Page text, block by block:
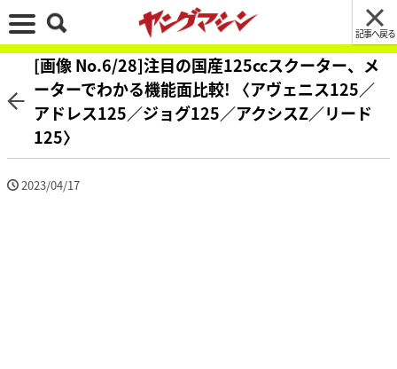
記事へ戻る
[画像 No.6/28]注目の国産125ccスクーター、メ
ーターでわかる機能面比較! 〈アヴェニス125／
アドレス125／ジョグ125／アクシスZ／リード
125〉
2023/04/17